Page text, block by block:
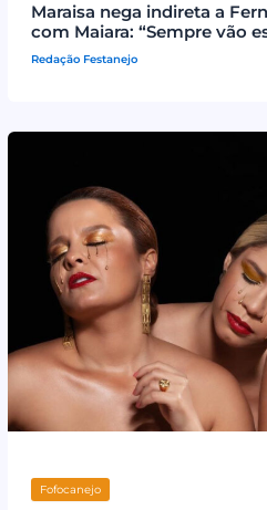
Maraisa nega indireta a
com Maiara: “Sempre vão
Redação Festanejo
Fofocanejo